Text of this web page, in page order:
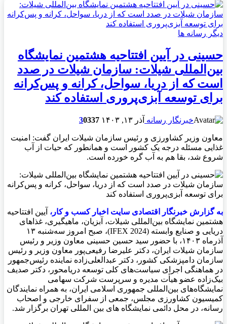
دیگر رسانه ها
حسینی در آیین افتتاحیه هشتمین نمایشگاه
بین‌المللی شیلات: سازمان شیلات در صدد
است که از دریا، سواحل، کرانه و پس‌کرانه
برای توسعه آبزی‌پروری استفاده کند
خبرنگار رسانه آذر ۱۳, ۱۴۰۳ 30337
معاون وزیر کشاورزی و رئیس سازمان شیلات ایران گفت: امنیت
غذایی مسئله درجه یک کشور است و همانطور که حیات از آب
شروع شد، بقا هم به آب گره خورده است.
به گزارش خبرنگار اقتصادی سايت اخبار کسب و کار، آیین افتتاحیه
هشتمین نمایشگاه بین‌المللی شیلات، آبزیان، ماهیگیری، غذاهای
دریایی و صنایع وابسته (IFEX 2024)، صبح امروز سه‌شنبه ۱۳
آذرماه ۱۴۰۳، با حضور سید حسین حسینی معاون وزیر و رئیس
سازمان شیلات ایران، دکتر علیرضا رفیعی‌پور معاون وزیر و رئیس
سازمان دامپزشکی کشور، دکتر عبدالعلی‌زاده نماینده رئیس‌جمهور
در هماهنگی اجرای سیاست‌های کلی توسعه دریامحور، دکتر صدیف
بیک‌زاده عضو هیأت مدیره و سرپرست شرکت سهامی
نمایشگاه‌های بین‌المللی جمهوری اسلامی ایران، به همراه نمایندگان
کمیسیون کشاورزی مجلس، جمعی از سفرای خارجی و اصحاب‌
رسانه، در محل دائمی نمایشگاه های بین المللی تهران برگزار شد.